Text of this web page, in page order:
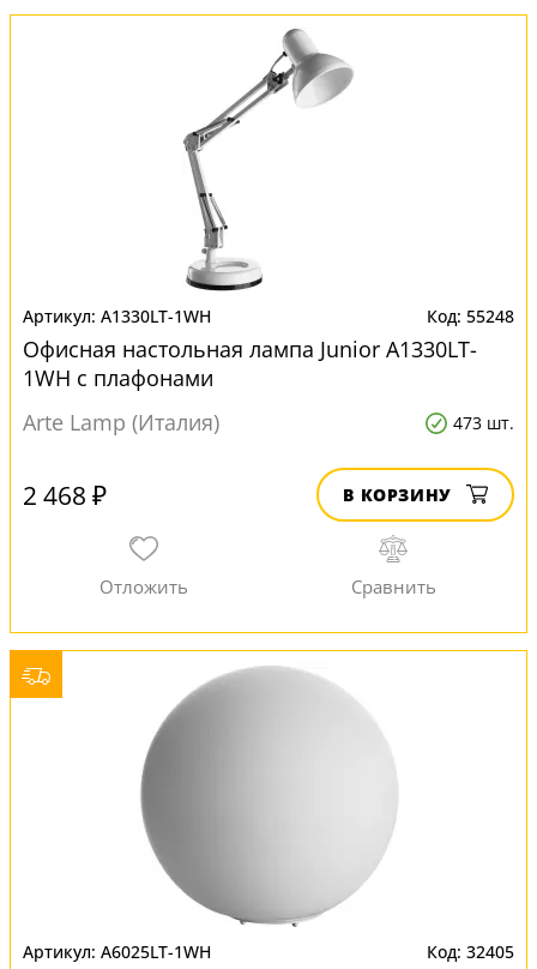
A1330LT-1WH 55248
Офисная настольная лампа Junior A1330LT-
1WH с плафонами
Arte Lamp (Италия)
473 шт.
2 468 ₽ В КОРЗИНУ
A6025LT-1WH 32405